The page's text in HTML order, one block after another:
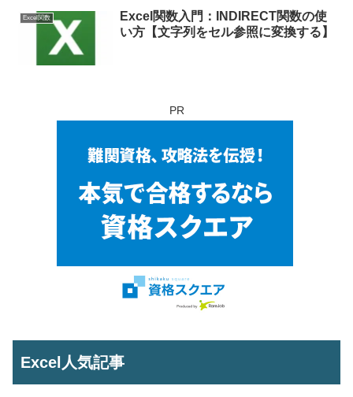
Excel関数
Excel関数入門：INDIRECT関数の使
い方【文字列をセル参照に変換する】
PR
Excel人気記事